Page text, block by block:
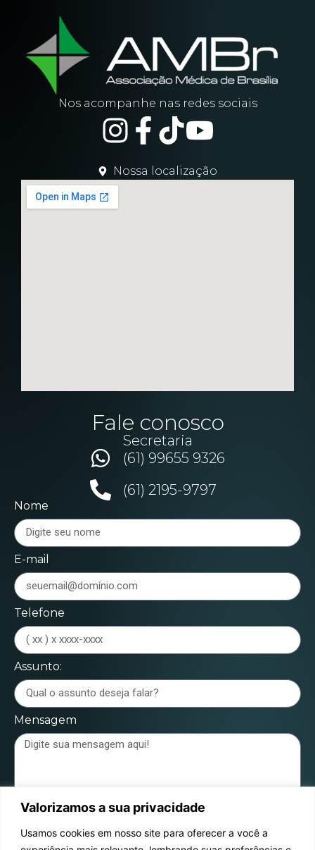
Valorizamos a sua privacidade
Usamos cookies em nosso site para oferecer a você a
Nos acompanhe nas redes sociais
Nossa localização
Fale conosco
Secretaria
(61) 99655 9326
(61) 2195-9797
Nome
E-mail
Telefone
Assunto:
Mensagem